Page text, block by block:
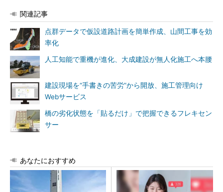
関連記事
点群データで仮設道路計画を簡単作成、山間工事を効
率化
人工知能で重機が進化、大成建設が無人化施工へ本腰
建設現場を“手書きの苦労”から開放、施工管理向け
Webサービス
橋の劣化状態を「貼るだけ」で把握できるフレキセン
サー
あなたにおすすめ